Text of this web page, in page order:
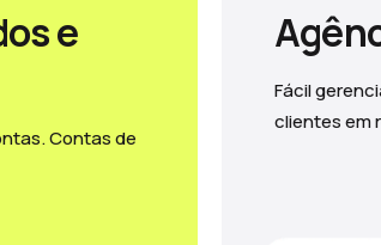
e
Contas de
Fácil
clientes em